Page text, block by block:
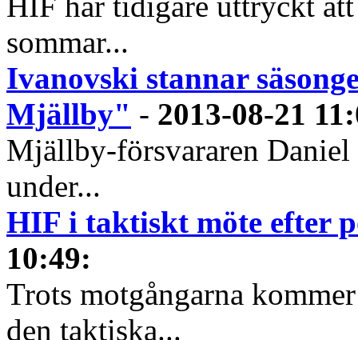
sommar...
Ivanovski stannar
Mjällby" - 2013-08-21
Mjällby-försvararen
under...
HIF i taktiskt möte efter
10:49:
Trots motgångarna
den taktiska...